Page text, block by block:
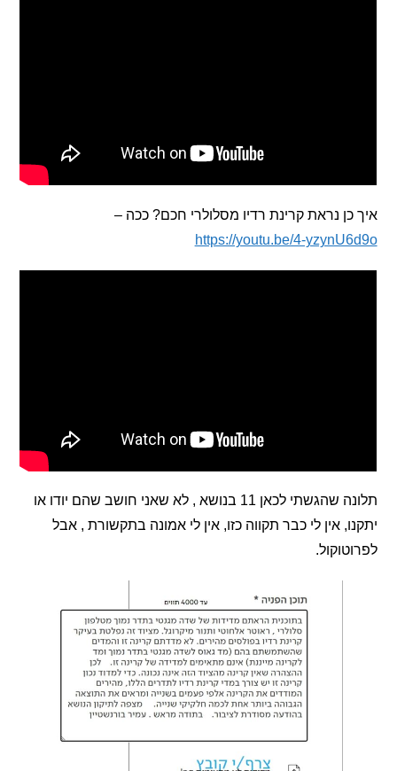
נראת קרינת רדיו מסלולרי חכם? ככה –
https://youtu.be/4-
תלונה שהגשתי לכאן 11 בנושא , לא שאני חושב שהם יודו או
אין לי כבר תקווה כזו, אין לי אמונה בתקשורת , אבל